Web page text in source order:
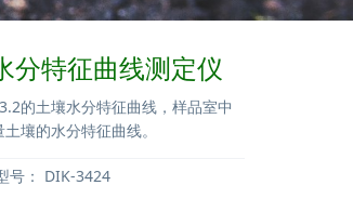
分特征曲线测定仪
的土壤水分特征曲线，样品室中
壤的水分特征曲线。
号： DIK-3424